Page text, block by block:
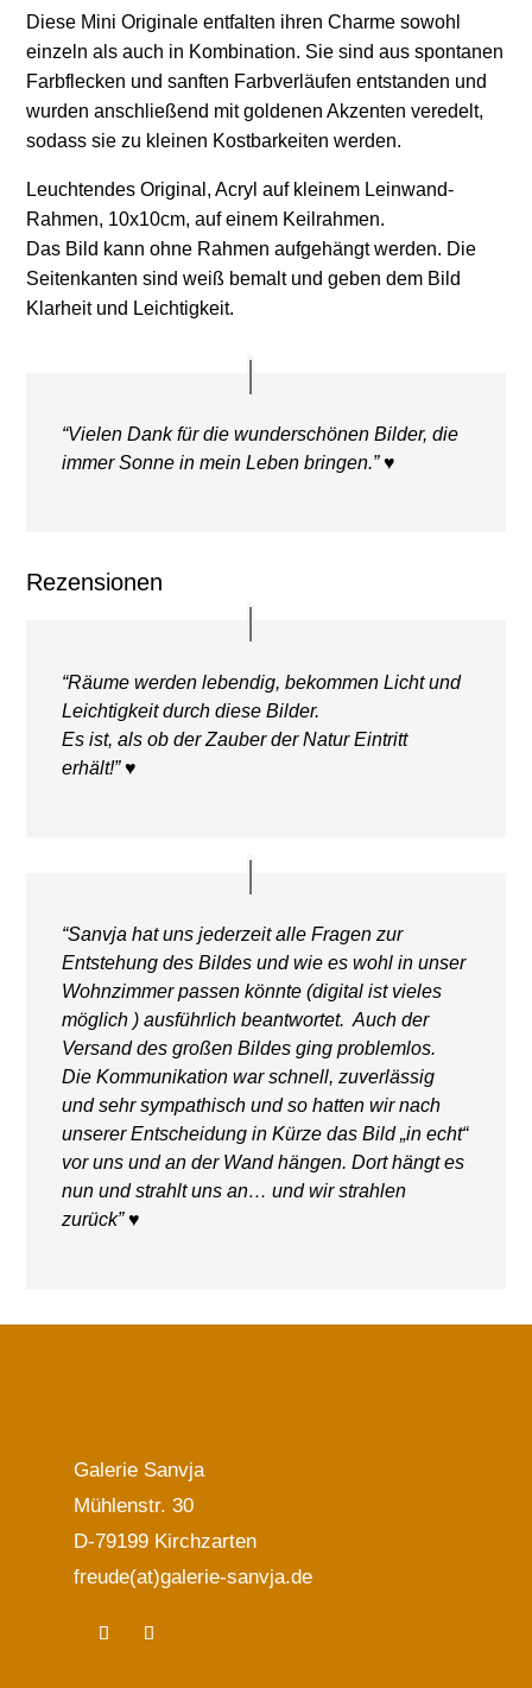
Diese Mini Originale entfalten ihren Charme sowohl
einzeln als auch in Kombination. Sie sind aus spontanen
Farbflecken und sanften Farbverläufen entstanden und
wurden anschließend mit goldenen Akzenten veredelt,
sodass sie zu kleinen Kostbarkeiten werden.
Leuchtendes Original, Acryl auf kleinem Leinwand-
Rahmen, 10x10cm, auf einem Keilrahmen.
Das Bild kann ohne Rahmen aufgehängt werden. Die
Seitenkanten sind weiß bemalt und geben dem Bild
Klarheit und Leichtigkeit.
“Vielen Dank für die wunderschönen Bilder, die
immer Sonne in mein Leben bringen.” ♥
Rezensionen
“Räume werden lebendig, bekommen Licht und
Leichtigkeit durch diese Bilder.
Es ist, als ob der Zauber der Natur Eintritt
erhält!” ♥
“Sanvja hat uns jederzeit alle Fragen zur
Entstehung des Bildes und wie es wohl in unser
Wohnzimmer passen könnte (digital ist vieles
möglich ) ausführlich beantwortet. Auch der
Versand des großen Bildes ging problemlos.
Die Kommunikation war schnell, zuverlässig
und sehr sympathisch und so hatten wir nach
unserer Entscheidung in Kürze das Bild „in echt“
vor uns und an der Wand hängen. Dort hängt es
nun und strahlt uns an… und wir strahlen
zurück” ♥
Galerie Sanvja
Mühlenstr. 30
D-79199 Kirchzarten
freude(at)galerie-sanvja.de